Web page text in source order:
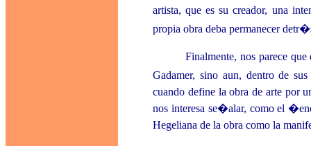
artista, que es su creador, una
propia obra deba permanecer
Finalmente, nos parece
Gadamer, sino aun, dentro de
cuando define la obra de arte por
nos interesa se�alar, como el
Hegeliana de la obra como la